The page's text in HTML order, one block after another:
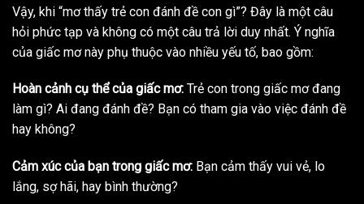
Vậy, khi “mơ thấy trẻ con đánh đề con gì”? Đây là một câu
hỏi phức tạp và không có một câu trả lời duy nhất. Ý nghĩa
của giấc mơ này phụ thuộc vào nhiều yếu tố, bao gồm:
Hoàn cảnh cụ thể của giấc mơ: Trẻ con trong giấc mơ đang
làm gì? Ai đang đánh đề? Bạn có tham gia vào việc đánh đề
hay không?
Cảm xúc của bạn trong giấc mơ: Bạn cảm thấy vui vẻ, lo
lắng, sợ hãi, hay bình thường?